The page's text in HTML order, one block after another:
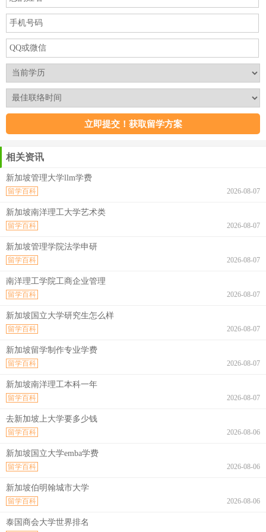
相关资讯
新加坡管理大学llm学费
2026-08-07
留学百科
新加坡南洋理工大学艺术类
2026-08-07
留学百科
新加坡管理学院法学申研
2026-08-07
留学百科
南洋理工学院工商企业管理
2026-08-07
留学百科
新加坡国立大学研究生怎么样
2026-08-07
留学百科
新加坡留学制作专业学费
2026-08-07
留学百科
新加坡南洋理工本科一年
2026-08-07
留学百科
去新加坡上大学要多少钱
2026-08-06
留学百科
新加坡国立大学emba学费
2026-08-06
留学百科
新加坡伯明翰城市大学
2026-08-06
留学百科
泰国商会大学世界排名